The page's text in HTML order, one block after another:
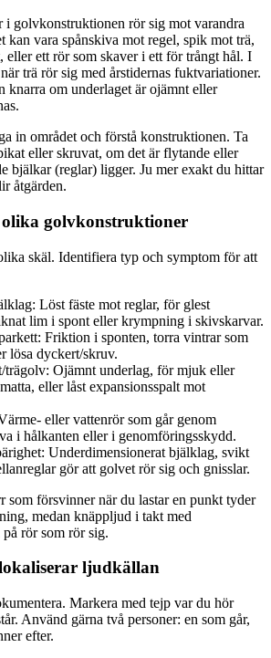
i golvkonstruktionen rör sig mot varandra
kan vara spånskiva mot regel, spik mot trä,
eller ett rör som skaver i ett för trångt hål. I
trä rör sig med årstidernas fuktvariationer.
knarra om underlaget är ojämnt eller
in området och förstå konstruktionen. Ta
eller skruvat, om det är flytande eller
bjälkar (reglar) ligger. Ju mer exakt du hittar
åtgärden.
golvkonstruktioner
skäl. Identifiera typ och symptom för att
Löst fäste mot reglar, för glest
lim i spont eller krympning i skivskarvar.
Friktion i sponten, torra vintrar som
lösa dyckert/skruv.
trägolv: Ojämnt underlag, för mjuk eller
eller låst expansionsspalt mot
eller vattenrör som går genom
i hålkanten eller i genomföringsskydd.
Underdimensionerat bjälklag, svikt
gör att golvet rör sig och gnisslar.
som försvinner när du lastar en punkt tyder
medan knäppljud i takt med
rör som rör sig.
ljudkällan
Markera med tejp var du hör
Använd gärna två personer: en som går,
efter.